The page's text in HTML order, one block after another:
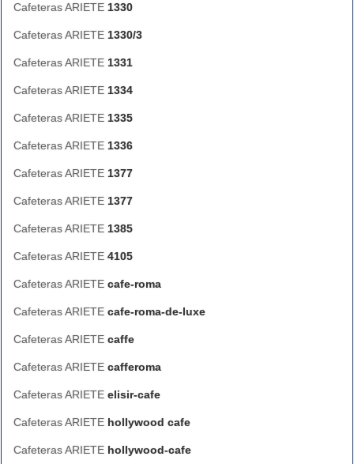
Cafeteras ARIETE 1330
Cafeteras ARIETE 1330/3
Cafeteras ARIETE 1331
Cafeteras ARIETE 1334
Cafeteras ARIETE 1335
Cafeteras ARIETE 1336
Cafeteras ARIETE 1377
Cafeteras ARIETE 1377
Cafeteras ARIETE 1385
Cafeteras ARIETE 4105
Cafeteras ARIETE cafe-roma
Cafeteras ARIETE cafe-roma-de-luxe
Cafeteras ARIETE caffe
Cafeteras ARIETE cafferoma
Cafeteras ARIETE elisir-cafe
Cafeteras ARIETE hollywood cafe
Cafeteras ARIETE hollywood-cafe